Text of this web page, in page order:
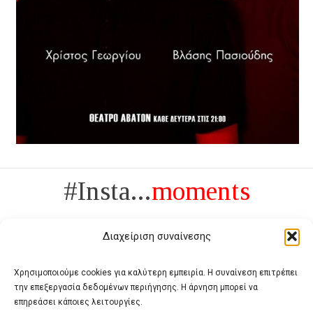
Διαχείριση συναίνεσης
Χρησιμοποιούμε cookies για καλύτερη εμπειρία. Η συναίνεση επιτρέπει
την επεξεργασία δεδομένων περιήγησης. Η άρνηση μπορεί να
επηρεάσει κάποιες λειτουργίες.
#Insta...moments
Πολυτέλεια δεν είναι το αντίθετο της ανέχειας, είναι το αντίθετο της